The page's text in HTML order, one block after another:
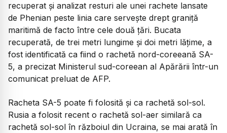
recuperat şi analizat resturi ale unei rachete lansate
de Phenian peste linia care serveşte drept graniţă
maritimă de facto între cele două ţări. Bucata
recuperată, de trei metri lungime şi doi metri lăţime, a
fost identificată ca fiind o rachetă nord-coreeană SA-
5, a precizat Ministerul sud-coreean al Apărării într-un
comunicat preluat de AFP.
Racheta SA-5 poate fi folosită şi ca rachetă sol-sol.
Rusia a folosit recent o rachetă sol-aer similară ca
rachetă sol-sol în războiul din Ucraina, se mai arată în